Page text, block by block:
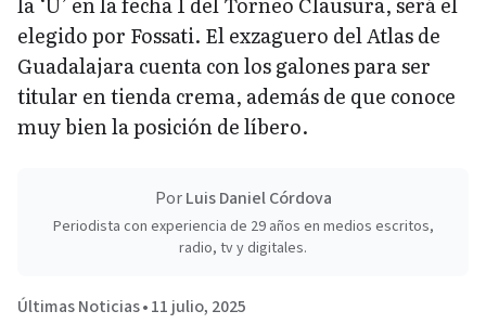
elegido por Fossati. El exzaguero del Atlas de
Guadalajara cuenta con los galones para ser
titular en tienda crema, además de que conoce
muy bien la posición de líbero.
PorLuis Daniel Córdova
Periodista con experiencia de 29 años en medios escritos,
radio, tv y digitales.
Últimas Noticias•11 julio, 2025